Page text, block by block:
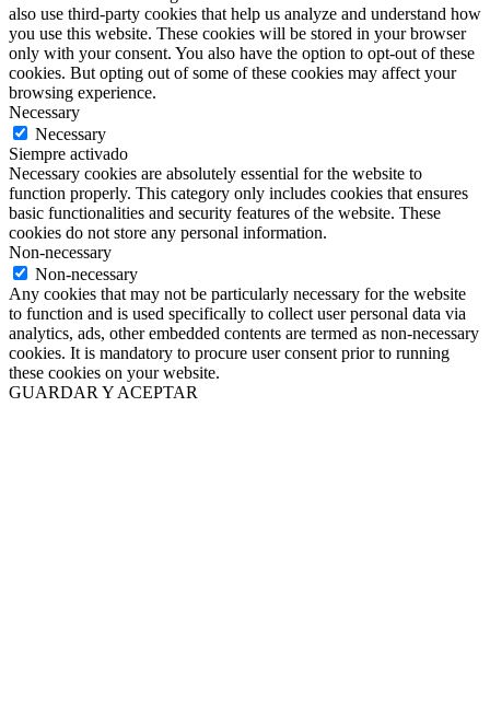
also use third-party cookies that help us analyze and understand how
you use this website. These cookies will be stored in your browser
only with your consent. You also have the option to opt-out of these
cookies. But opting out of some of these cookies may affect your
browsing experience.
Necessary
Necessary
Siempre activado
Necessary cookies are absolutely essential for the website to
function properly. This category only includes cookies that ensures
basic functionalities and security features of the website. These
cookies do not store any personal information.
Non-necessary
Non-necessary
Any cookies that may not be particularly necessary for the website
to function and is used specifically to collect user personal data via
analytics, ads, other embedded contents are termed as non-necessary
cookies. It is mandatory to procure user consent prior to running
these cookies on your website.
GUARDAR Y ACEPTAR